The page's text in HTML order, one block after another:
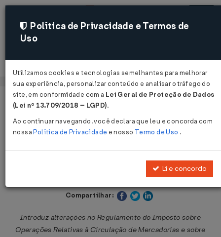
Acessar
Página Inicial Legislações
Decreto Nº 8470 DE 30/08/2021
Publicado no DOE - PR em 30 ago 2021
Compartilhar:
Introduz alterações no Regulamento do Imposto sobre
Operações Relativas à Circulação de Mercadorias e sobre
Política de Privacidade e Termos de
Uso
Utilizamos cookies e tecnologias semelhantes para melhorar
sua experiência, personalizar conteúdo e analisar o tráfego do
site, em conformidade com a Lei Geral de Proteção de Dados
(Lei nº 13.709/2018 – LGPD).
Ao continuar navegando, você declara que leu e concorda com
nossaPolítica de Privacidade e nosso Termo de Uso .
Li e concordo